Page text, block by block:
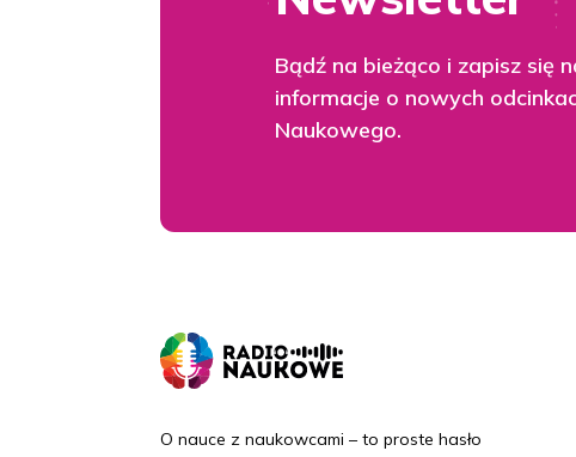
Bądź na bieżąco i zapisz się
informacje o nowych
Naukowego.
O nauce z naukowcami – to proste hasło